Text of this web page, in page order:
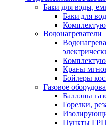
Баки для воды,
Баки для
Водонагреватели
Краны
Бойлеры
Газовое
Баллоны
Горелки,
Пункты